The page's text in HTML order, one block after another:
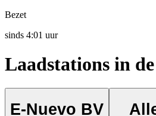
Bezet
sinds 4:01 uur
Laadstations in
E-Nuevo BV